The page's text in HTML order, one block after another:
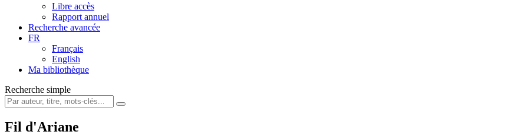
Libre accès
Rapport annuel
Recherche avancée
FR
Français
English
Ma bibliothèque
Recherche simple
Fil d'Ariane